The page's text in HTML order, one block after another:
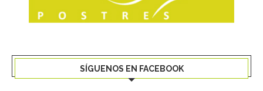
SÍGUENOS EN FACEBOOK